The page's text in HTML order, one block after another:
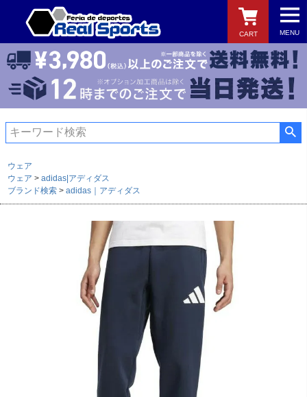
MENU
CART
検索
ウェア
ウェア
adidas|アディダス
ブランド検索
adidas｜アディダス